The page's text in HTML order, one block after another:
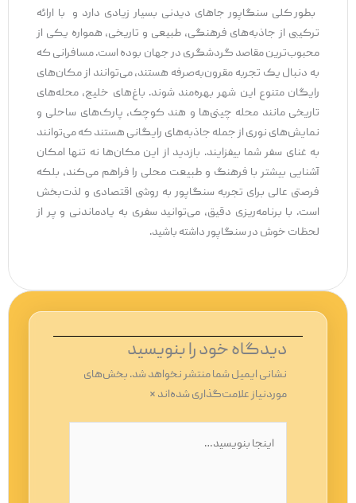
بطور کلی سنگاپور جاهای دیدنی بسیار زیادی دارد و با ارائه
ترکیبی از جاذبه‌های فرهنگی، طبیعی و تاریخی، همواره یکی از
محبوب‌ترین مقاصد گردشگری در جهان بوده است. مسافرانی که
به دنبال یک تجربه مقرون‌به‌صرفه هستند، می‌توانند از مکان‌های
رایگان متنوع این شهر بهره‌مند شوند. باغ‌های خلیج، محله‌های
تاریخی مانند محله چینی‌ها و هند کوچک، پارک‌های ساحلی و
نمایش‌های نوری از جمله جاذبه‌های رایگانی هستند که می‌توانند
به غنای سفر شما بیفزایند. بازدید از این مکان‌ها نه تنها امکان
آشنایی بیشتر با فرهنگ و طبیعت محلی را فراهم می‌کند، بلکه
فرصتی عالی برای تجربه سنگاپور به روشی اقتصادی و لذت‌بخش
است. با برنامه‌ریزی دقیق، می‌توانید سفری به یادماندنی و پر از
لحظات خوش در سنگاپور داشته باشید.
دیدگاه‌ خود را بنویسید
نشانی ایمیل شما منتشر نخواهد شد.بخش‌های
موردنیاز علامت‌گذاری شده‌اند*
بنویسید…